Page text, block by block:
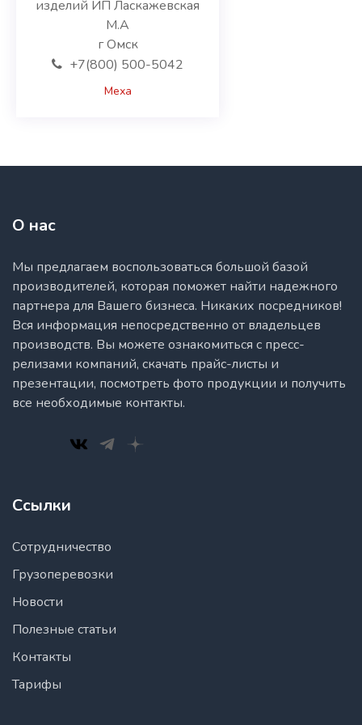
Нарынская область
Ошская область
Таласская область
Чуйская область
изделий ИП Ласкажевская
М.А
г Омск
+7(800) 500-5042
Меха
О нас
Мы предлагаем воспользоваться большой базой
производителей, которая поможет найти надежного
партнера для Вашего бизнеса. Никаких посредников!
Вся информация непосредственно от владельцев
производств. Вы можете ознакомиться с пресс-
релизами компаний, скачать прайс-листы и
презентации, посмотреть фото продукции и получить
все необходимые контакты.
Ссылки
Сотрудничество
Грузоперевозки
Новости
Полезные статьи
Контакты
Тарифы